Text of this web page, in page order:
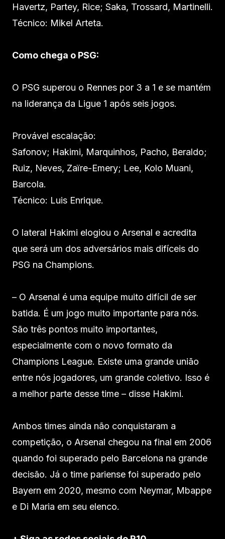
Havertz, Partey, Rice; Saka, Trossard, Martinelli.
Técnico: Mikel Arteta.
Como chega o PSG:
O PSG superou o Rennes por 3 a 1 e se mantém
na liderança da Ligue 1 após seis jogos.
Provável escalação:
Safonov; Hakimi, Marquinhos, Pacho, Beraldo;
Ruiz, Neves, Zaïre-Emery; Lee, Kolo Muani,
Barcola.
Técnico: Luis Enrique.
O lateral Hakimi elogiou o Arsenal e acredita
que será um dos adversários mais difíceis do
PSG na Champions.
– O Arsenal é uma equipe muito difícil de ser
batida. É um jogo muito importante para nós.
São três pontos muito importantes,
especialmente com o novo formato da
Champions League. Existe uma grande união
entre nós jogadores, um grande coletivo. Isso é
a melhor parte desse time – disse Hakimi.
Ambos times ainda não conquistaram a
competição, o Arsenal chegou na final em 2006
quando foi superado pelo Barcelona na grande
decisão. Já o time pariense foi superado pelo
Bayern em 2020, mesmo com Neymar, Mbappe
e Di Maria em seu elenco.